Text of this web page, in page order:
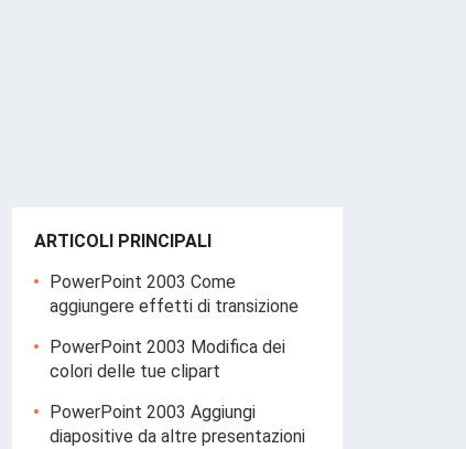
ARTICOLI PRINCIPALI
PowerPoint 2003 Come
aggiungere effetti di transizione
PowerPoint 2003 Modifica dei
colori delle tue clipart
PowerPoint 2003 Aggiungi
diapositive da altre presentazioni